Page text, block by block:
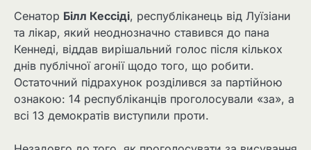
Сенатор Білл Кессіді, республіканець від Луїзіани
та лікар, який неоднозначно ставився до пана
Кеннеді, віддав вирішальний голос після кількох
днів публічної агонії щодо того, що робити.
Остаточний підрахунок розділився за партійною
ознакою: 14 республіканців проголосували «за», а
всі 13 демократів виступили проти.